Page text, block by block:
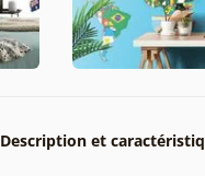
Description et